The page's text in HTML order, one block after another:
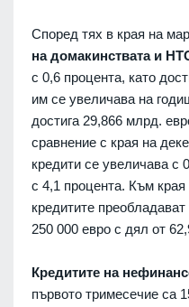
Според тях в края на
на домакинствата и
с 0,6 процента, като
им се увеличава на
достига 29,866 млрд.
сравнение с края на
кредити се увеличава с
с 4,1 процента. Към
кредитите
250 000 евро с дял от
Кредитите на
първото тримесечие са